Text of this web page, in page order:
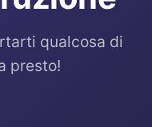
qualcosa di
presto!